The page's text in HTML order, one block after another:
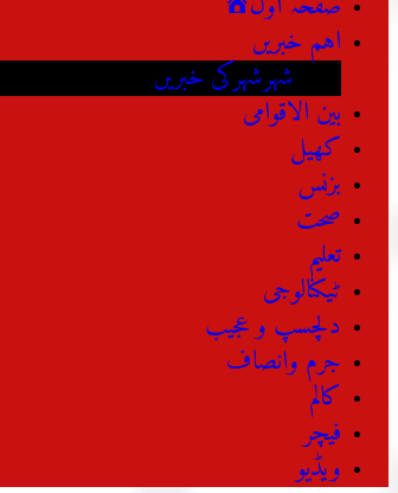
اہم خبریں
شہرشہرکی خبریں
بین الاقوامی
کھیل
بزنس
صحت
تعلیم
ٹیکنالوجی
دلچسپ و عجیب
جرم وانصاف
کالم
فیچر
ویڈیو